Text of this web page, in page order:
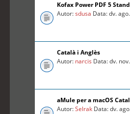
Kofax Power PDF 5
Autor:sdusa Data: dv.
Català i Anglès
Autor: narcis Data: dv.
aMule per a macOS
Autor:Selrak Data: dv.